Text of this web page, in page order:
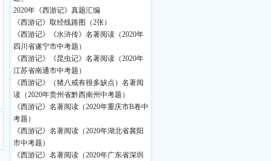
2020年《西游记》真题汇编
《西游记》取经线路图（2张）
《西游记》《水浒传》名著阅读（2020年
四川省遂宁市中考题）
《西游记》《昆虫记》名著阅读（2020年
江苏省南通市中考题）
《西游记》（猪八戒有很多缺点）名著阅
读（2020年贵州省黔西南州中考题）
《西游记》名著阅读（2020年重庆市B卷中
考题）
《西游记》名著阅读（2020年湖北省襄阳
市中考题）
《西游记》名著阅读（2020年广东省深圳